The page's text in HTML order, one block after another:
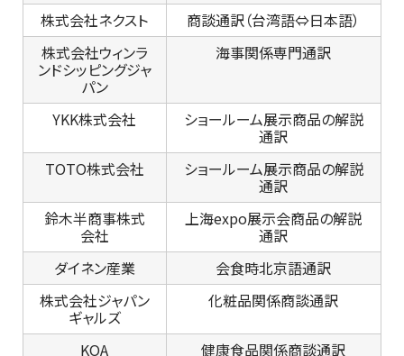
株式会社ネクスト
商談通訳（台湾語⇔日本語）
株式会社ウィンラ
ンドシッピングジャ
パン
海事関係専門通訳
YKK株式会社 ショールーム展示商品の解説
通訳
TOTO株式会社
ショールーム展示商品の解説
通訳
鈴木半商事株式
会社
上海expo展示会商品の解説
通訳
ダイネン産業
会食時北京語通訳
株式会社ジャパン
ギャルズ
化粧品関係商談通訳
KOA 健康食品関係商談通訳